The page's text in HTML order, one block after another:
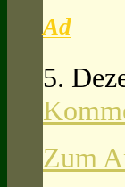
Ad
5.
Zum